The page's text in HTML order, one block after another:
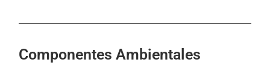
Componentes Ambientales